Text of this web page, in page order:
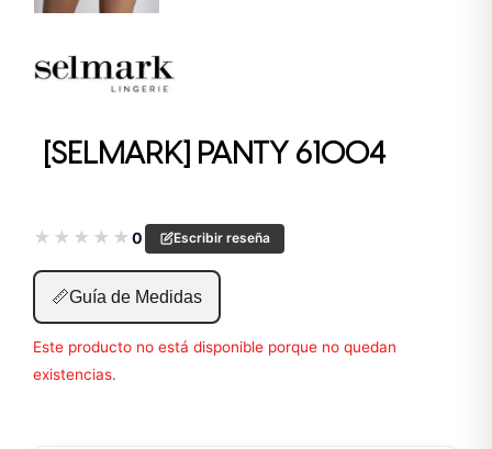
[SELMARK] PANTY 61004
★ ★ ★ ★ ★0 Escribir reseña
📏Guía de Medidas
Este producto no está disponible porque no quedan
existencias.